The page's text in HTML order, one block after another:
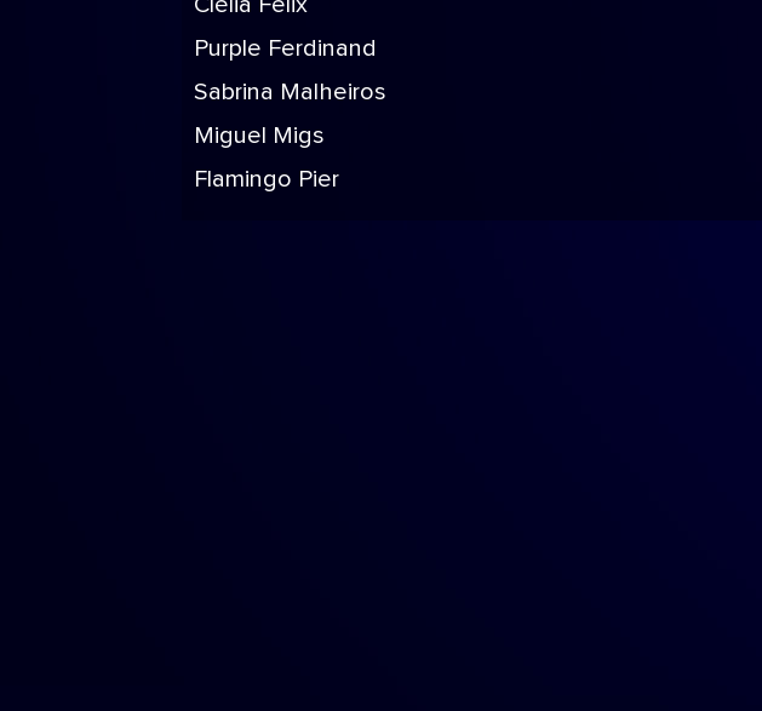
Clélia Felix
Purple Ferdinand
Sabrina Malheiros
Miguel Migs
Flamingo Pier